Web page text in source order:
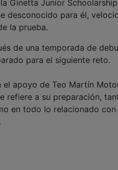
Ginetta Junior
desconocido para él,
la prueba.
de una temporada de
para el siguiente reto.
el apoyo de Teo Martín
refiere a su preparación,
en todo lo relacionado